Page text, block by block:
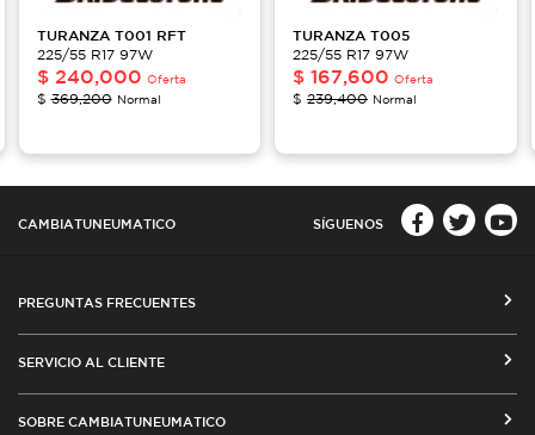
TURANZA T001 RFT
225/55 R17 97W
$ 240,000 Oferta
$369,200 Normal
TURANZA T005
225/55 R17 97W
$ 167,600 Oferta
$ 239,400 Normal
CAMBIATUNEUMATICO SÍGUENOS
PREGUNTAS FRECUENTES
MEDIOS DE PAGO
SERVICIO AL CLIENTE
SOBRE CAMBIATUNEUMATICO